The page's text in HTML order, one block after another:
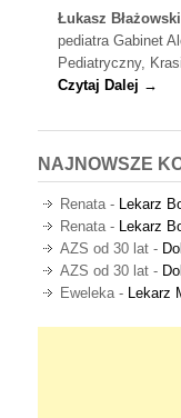
Łukasz Błażowski
pediatra Gabinet
Pediatryczny,
Czytaj Dalej →
NAJNOWSZE
Renata- Lekarz
Renata- Lekarz
AZS od 30 lat -
AZS od 30 lat -
Eweleka- Lekarz